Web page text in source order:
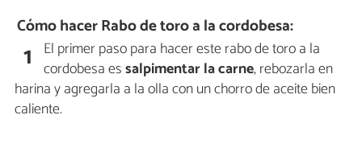
Cómo hacer Rabo de toro a la cordobesa:
1 El primer paso para hacer este rabo de toro a la
cordobesa essalpimentar la carne, rebozarla en
harina y agregarla a la olla con un chorro de aceite bien
caliente.